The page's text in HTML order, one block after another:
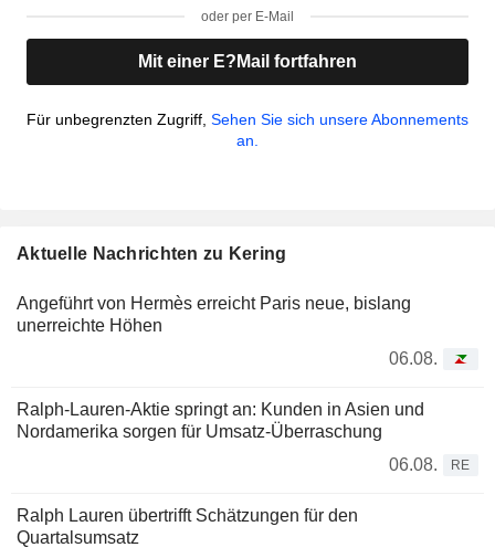
oder per E-Mail
Mit einer E?Mail fortfahren
Für unbegrenzten Zugriff, Sehen Sie sich unsere Abonnements
an.
Aktuelle Nachrichten zu Kering
Angeführt von Hermès erreicht Paris neue, bislang
unerreichte Höhen
06.08.
Ralph-Lauren-Aktie springt an: Kunden in Asien und
Nordamerika sorgen für Umsatz-Überraschung
06.08.
RE
Ralph Lauren übertrifft Schätzungen für den
Quartalsumsatz